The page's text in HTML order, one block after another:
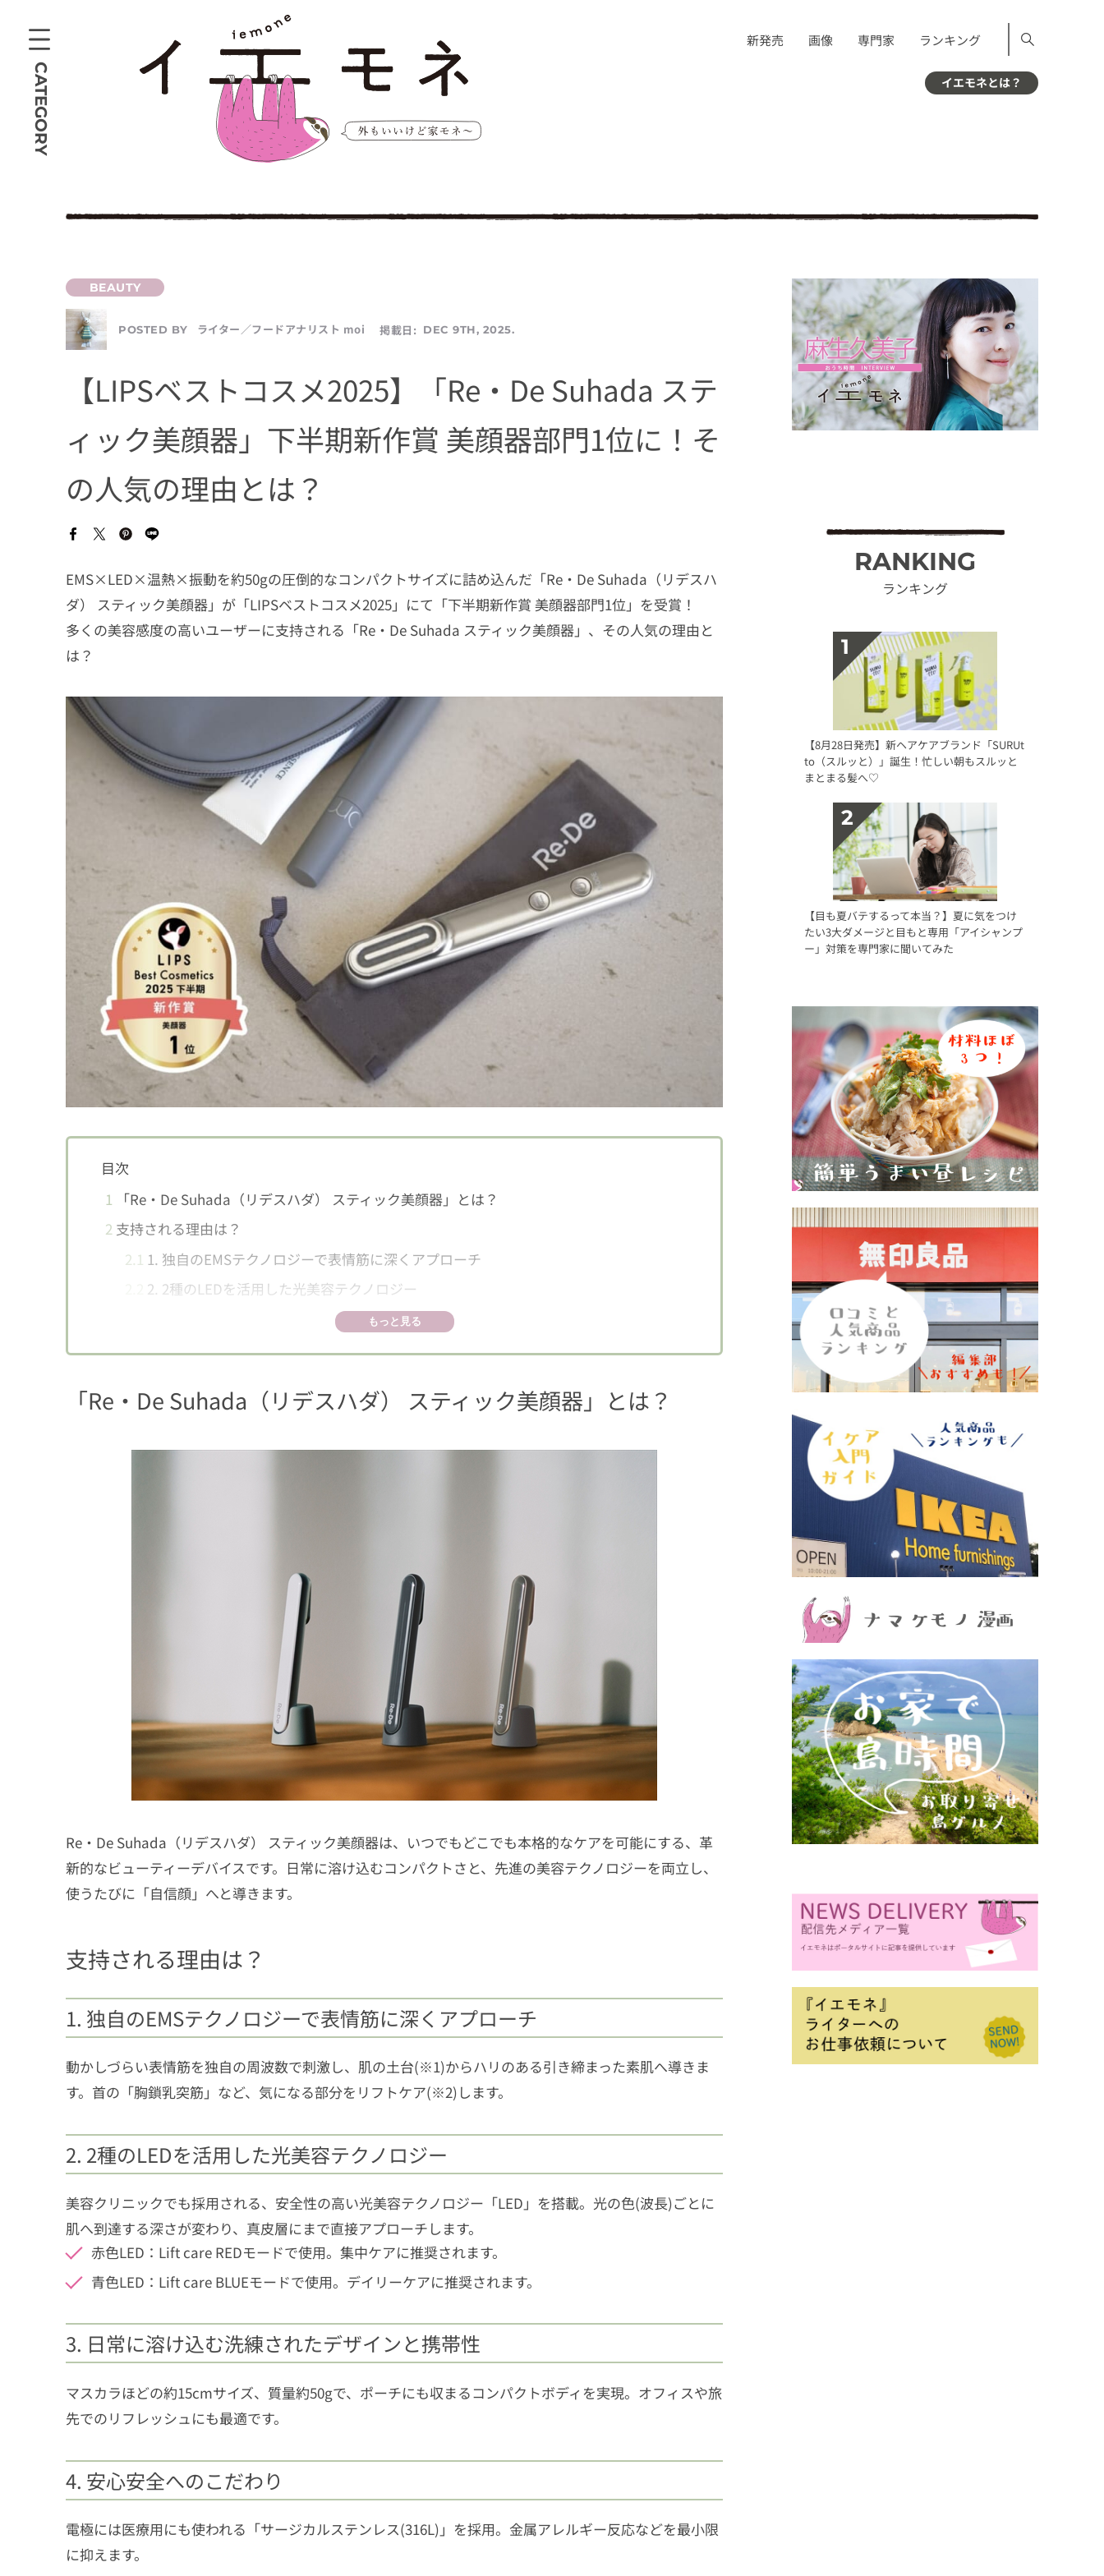
CATEGORY
新発売 画像 専門家 ランキング
イエモネとは？
POSTED BY ライター／フードアナリスト moi 掲載日: DEC 9TH, 2025.
【LIPSベストコスメ2025】「Re・De Suhada ステ
ィック美顔器」下半期新作賞 美顔器部門1位に！そ
の人気の理由とは？
EMS×LED×温熱×振動を約50gの圧倒的なコンパクトサイズに詰め込んだ「Re・De Suhada（リデスハ
ダ） スティック美顔器」が「LIPSベストコスメ2025」にて「下半期新作賞 美顔器部門1位」を受賞！
多くの美容感度の高いユーザーに支持される「Re・De Suhada スティック美顔器」、その人気の理由と
は？
目次
1
「Re・De Suhada（リデスハダ） スティック美顔器」とは？
2 支持される理由は？
2.1 1. 独自のEMSテクノロジーで表情筋に深くアプローチ
2. 2種のLEDを活用した光美容テクノロジー
3. 日常に溶け込む洗練されたデザインと携帯性
2.44. 安心安全へのこだわり
もっと見る
「Re・De Suhada（リデスハダ） スティック美顔器」とは？
Re・De Suhada（リデスハダ） スティック美顔器は、いつでもどこでも本格的なケアを可能にする、革
新的なビューティーデバイスです。日常に溶け込むコンパクトさと、先進の美容テクノロジーを両立し、
使うたびに「自信顔」へと導きます。
支持される理由は？
1. 独自のEMSテクノロジーで表情筋に深くアプローチ
動かしづらい表情筋を独自の周波数で刺激し、肌の土台(※1)からハリのある引き締まった素肌へ導きま
す。首の「胸鎖乳突筋」など、気になる部分をリフトケア(※2)します。
2. 2種のLEDを活用した光美容テクノロジー
美容クリニックでも採用される、安全性の高い光美容テクノロジー「LED」を搭載。光の色(波長)ごとに
肌へ到達する深さが変わり、真皮層にまで直接アプローチします。
赤色LED：Lift care REDモードで使用。集中ケアに推奨されます。
青色LED：Lift care BLUEモードで使用。デイリーケアに推奨されます。
3. 日常に溶け込む洗練されたデザインと携帯性
マスカラほどの約15cmサイズ、質量約50gで、ポーチにも収まるコンパクトボディを実現。オフィスや旅
先でのリフレッシュにも最適です。
4. 安心安全へのこだわり
電極には医療用にも使われる「サージカルステンレス(316L)」を採用。金属アレルギー反応などを最小限
に抑えます。
RANKING
ランキング
【8月28日発売】新ヘアケアブランド「SURUt
to（スルッと）」誕生！忙しい朝もスルッと
まとまる髪へ♡
【目も夏バテするって本当？】夏に気をつけ
たい3大ダメージと目もと専用「アイシャンプ
ー」対策を専門家に聞いてみた